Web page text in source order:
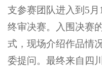
支参赛团队进入到5
终审决赛。入围决赛
式，现场介绍作品情
委提问。最终来自四